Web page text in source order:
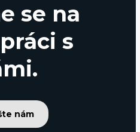
se na
s
nám